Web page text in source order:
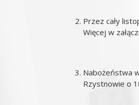
Przez cały
Więcej w
Nabożeństwa
Rzystnowie o